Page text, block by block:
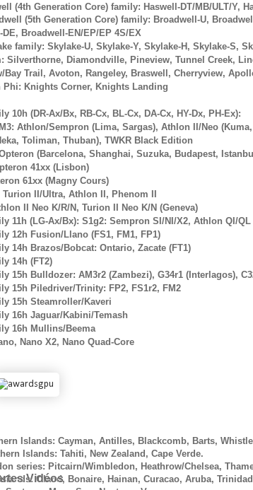
(4th Generation Core) family: Haswell-DT/MB/ULT/Y,
(5th Generation Core) family: Broadwell-U,
Broadwell-EN/EP/EP 4S/EX
family: Skylake-U, Skylake-Y, Skylake-H, Skylake-S,
Silverthorne, Diamondville, Pineview, Tunnel Creek,
Bay Trail, Avoton, Rangeley, Braswell, Cherryview,
Phi: Knights Corner, Knights Landing
10h (DR-Ax/Bx, RB-Cx, BL-Cx, DA-Cx, HY-Dx, PH-Ex):
Athlon/Sempron (Lima, Sargas), Athlon II/Neo
Toliman, Thuban), TWKR Black Edition
(Barcelona, Shanghai, Suzuka, Budapest,
41xx (Lisbon)
61xx (Magny Cours)
Turion II/Ultra, Athlon II, Phenom II
II Neo K/R/N, Turion II Neo K/N (Geneva)
11h (LG-Ax/Bx): S1g2: Sempron SI/NI/X2, Athlon QI/
12h Fusion/Llano (FS1, FM1, FP1)
14h Brazos/Bobcat: Ontario, Zacate (FT1)
14h (FT2)
15h Bulldozer: AM3r2 (Zambezi), G34r1 (Interlagos),
15h Piledriver/Trinity: FP2, FS1r2, FM2
15h Steamroller/Kaveri
16h Jaguar/Kabini/Temash
16h Mullins/Beema
Nano X2, Nano Quad-Core
Vidéos
Islands: Cayman, Antilles, Blackcomb, Barts,
Islands: Tahiti, New Zealand, Cape Verde.
series: Pitcairn/Wimbledon, Heathrow/Chelsea,
Oland, Bonaire, Hainan, Curacao, Aruba,